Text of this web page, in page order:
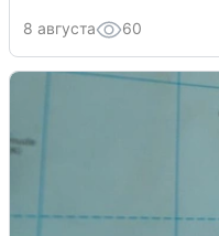
8 августа 60